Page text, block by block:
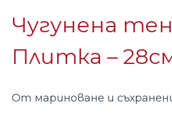
Чугунена
Плитка –
От мариноване и